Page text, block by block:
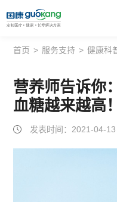
首页
面向会员
面向企业
首页 > 服务支持 > 健康科
营养师告诉你
血糖越来越高！
发表时间：2021-04-13